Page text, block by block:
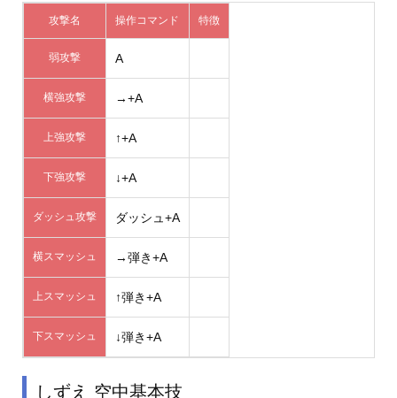
攻撃名 操作コマンド 特徴
弱攻撃 A
横強攻撃 →+A
上強攻撃 ↑+A
下強攻撃 ↓+A
ダッシュ攻撃 ダッシュ+A
横スマッシュ →弾き+A
上スマッシュ ↑弾き+A
下スマッシュ ↓弾き+A
しずえ 空中基本技